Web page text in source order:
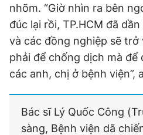
nhõm. “Giờ nhìn ra bên
đúc lại rồi, TP.HCM đã
và các đồng nghiệp sẽ trở
phải để chống dịch mà để
các anh, chị ở bệnh viện”,
Bác sĩ Lý Quốc Công
sàng, Bệnh viện dã